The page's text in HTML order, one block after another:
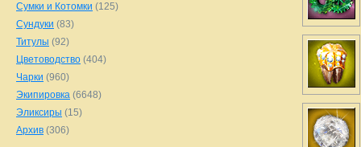
Сумки и Котомки (125)
Сундуки (83)
Титулы (92)
Цветоводство (404)
Чарки (960)
Экипировка (6648)
Эликсиры (15)
Архив (306)